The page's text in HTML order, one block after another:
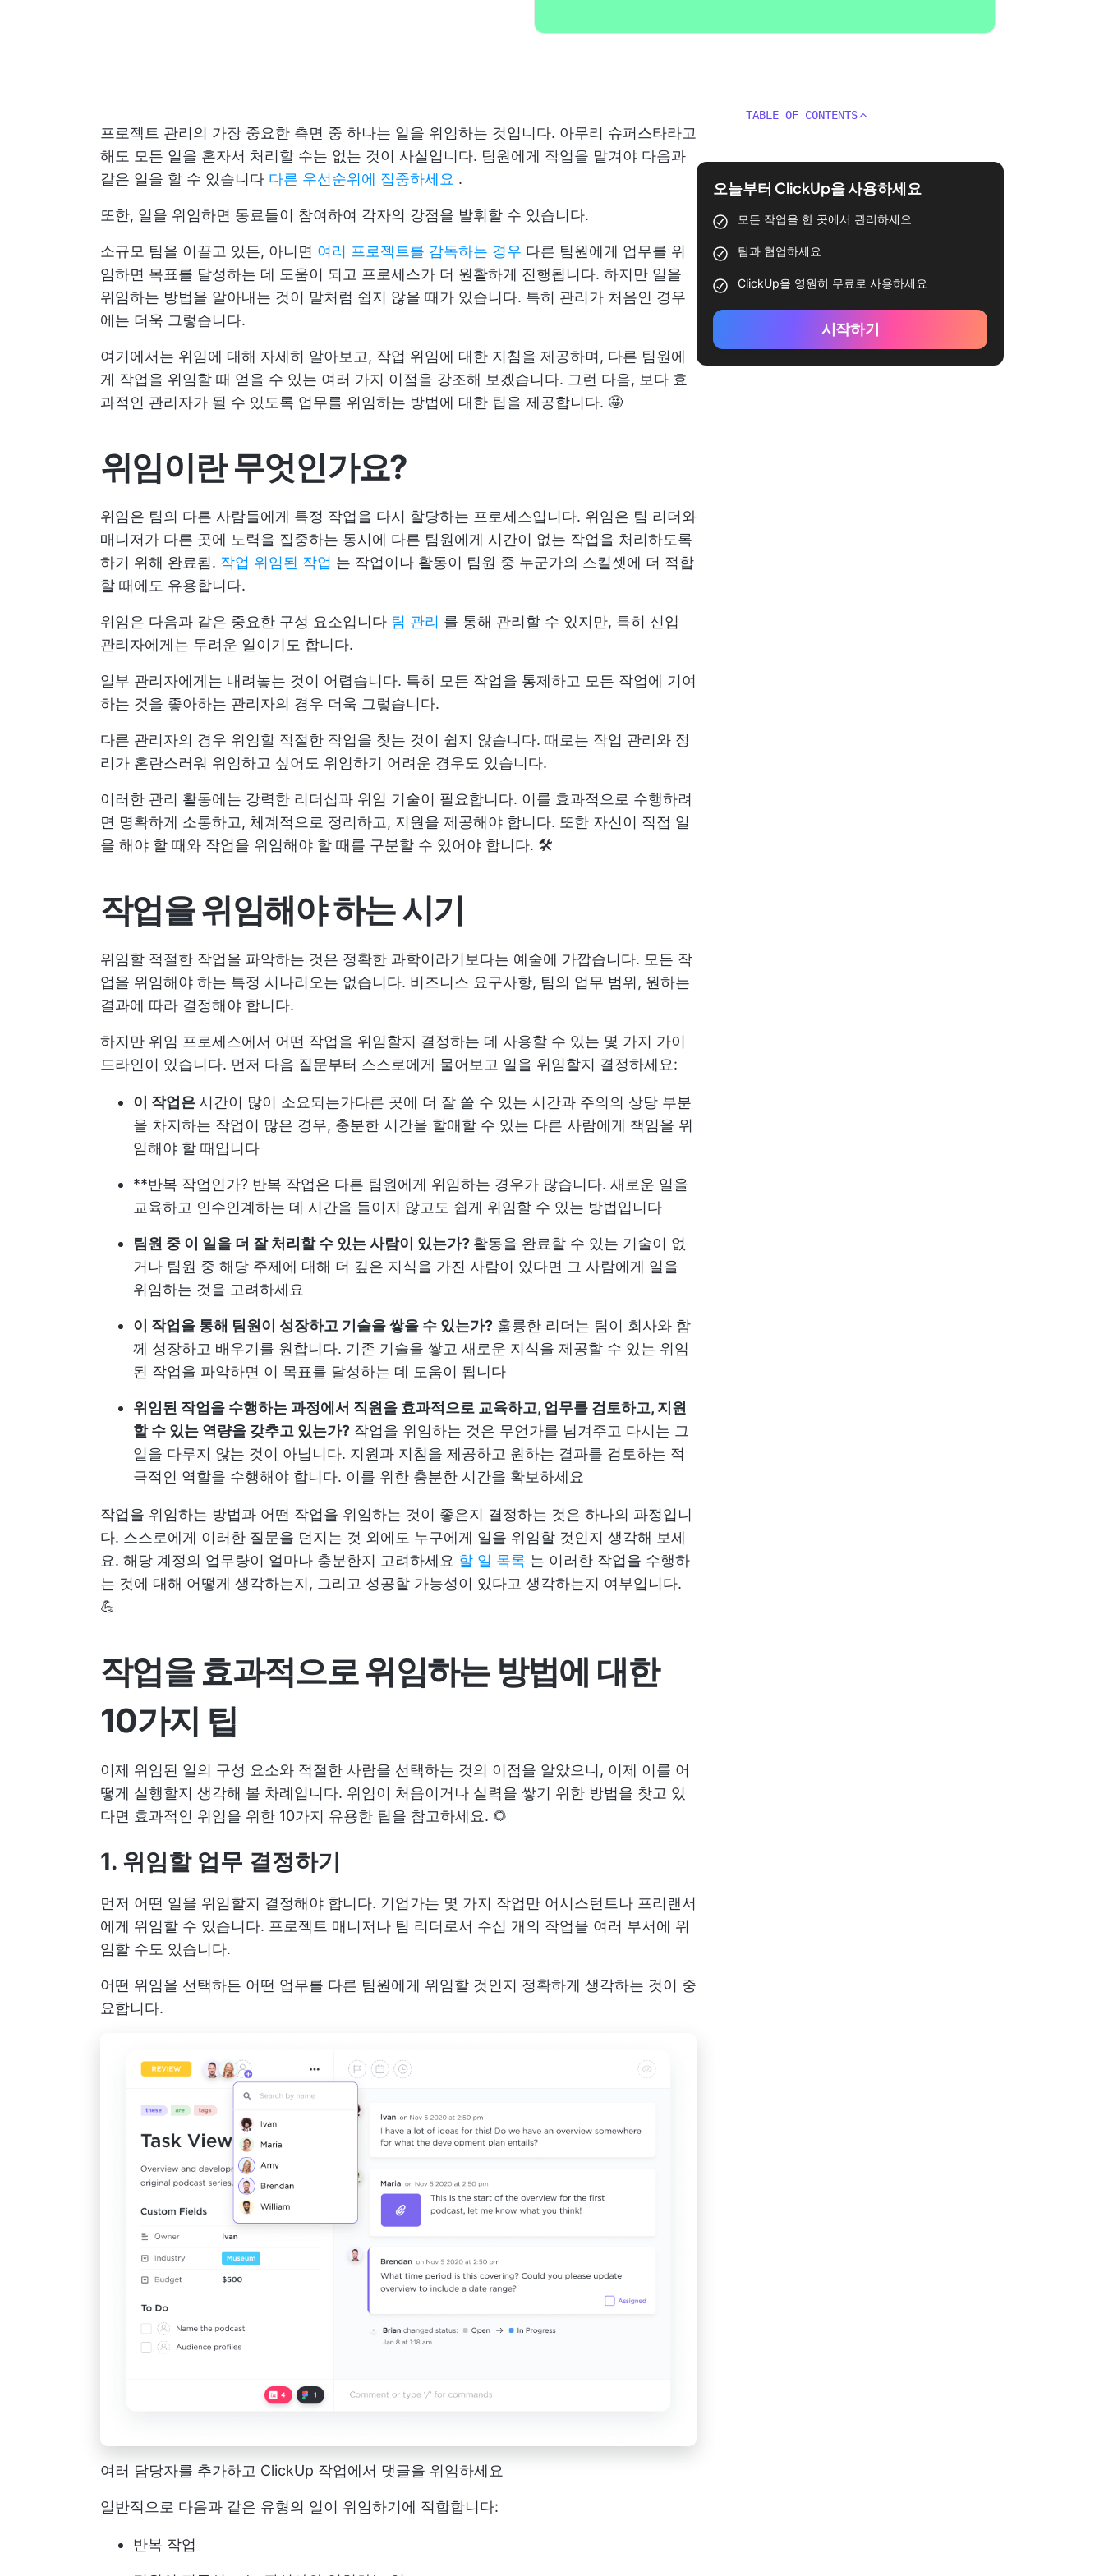
프로젝트 관리의 가장 중요한 측면 중 하나는 일을 위임하는 것입니다. 아무리 슈퍼스타라고
해도 모든 일을 혼자서 처리할 수는 없는 것이 사실입니다. 팀원에게 작업을 맡겨야 다음과
같은 일을 할 수 있습니다 다른 우선순위에 집중하세요 .
또한, 일을 위임하면 동료들이 참여하여 각자의 강점을 발휘할 수 있습니다.
소규모 팀을 이끌고 있든, 아니면 여러 프로젝트를 감독하는 경우 다른 팀원에게 업무를 위
임하면 목표를 달성하는 데 도움이 되고 프로세스가 더 원활하게 진행됩니다. 하지만 일을
위임하는 방법을 알아내는 것이 말처럼 쉽지 않을 때가 있습니다. 특히 관리가 처음인 경우
에는 더욱 그렇습니다.
여기에서는 위임에 대해 자세히 알아보고, 작업 위임에 대한 지침을 제공하며, 다른 팀원에
게 작업을 위임할 때 얻을 수 있는 여러 가지 이점을 강조해 보겠습니다. 그런 다음, 보다 효
과적인 관리자가 될 수 있도록 업무를 위임하는 방법에 대한 팁을 제공합니다. 🤩
위임이란 무엇인가요?
위임은 팀의 다른 사람들에게 특정 작업을 다시 할당하는 프로세스입니다. 위임은 팀 리더와
매니저가 다른 곳에 노력을 집중하는 동시에 다른 팀원에게 시간이 없는 작업을 처리하도록
하기 위해 완료됨. 작업 위임된 작업 는 작업이나 활동이 팀원 중 누군가의 스킬셋에 더 적합
할 때에도 유용합니다.
위임은 다음과 같은 중요한 구성 요소입니다 팀 관리 를 통해 관리할 수 있지만, 특히 신입
관리자에게는 두려운 일이기도 합니다.
일부 관리자에게는 내려놓는 것이 어렵습니다. 특히 모든 작업을 통제하고 모든 작업에 기여
하는 것을 좋아하는 관리자의 경우 더욱 그렇습니다.
다른 관리자의 경우 위임할 적절한 작업을 찾는 것이 쉽지 않습니다. 때로는 작업 관리와 정
리가 혼란스러워 위임하고 싶어도 위임하기 어려운 경우도 있습니다.
이러한 관리 활동에는 강력한 리더십과 위임 기술이 필요합니다. 이를 효과적으로 수행하려
면 명확하게 소통하고, 체계적으로 정리하고, 지원을 제공해야 합니다. 또한 자신이 직접 일
을 해야 할 때와 작업을 위임해야 할 때를 구분할 수 있어야 합니다. 🛠️
작업을 위임해야 하는 시기
위임할 적절한 작업을 파악하는 것은 정확한 과학이라기보다는 예술에 가깝습니다. 모든 작
업을 위임해야 하는 특정 시나리오는 없습니다. 비즈니스 요구사항, 팀의 업무 범위, 원하는
결과에 따라 결정해야 합니다.
하지만 위임 프로세스에서 어떤 작업을 위임할지 결정하는 데 사용할 수 있는 몇 가지 가이
드라인이 있습니다. 먼저 다음 질문부터 스스로에게 물어보고 일을 위임할지 결정하세요:
이 작업은시간이 많이 소요되는가다른 곳에 더 잘 쓸 수 있는 시간과 주의의 상당 부분
을 차지하는 작업이 많은 경우, 충분한 시간을 할애할 수 있는 다른 사람에게 책임을 위
임해야 할 때입니다
**반복 작업인가? 반복 작업은 다른 팀원에게 위임하는 경우가 많습니다. 새로운 일을
교육하고 인수인계하는 데 시간을 들이지 않고도 쉽게 위임할 수 있는 방법입니다
팀원 중 이 일을 더 잘 처리할 수 있는 사람이 있는가? 활동을 완료할 수 있는 기술이 없
거나 팀원 중 해당 주제에 대해 더 깊은 지식을 가진 사람이 있다면 그 사람에게 일을
위임하는 것을 고려하세요
이 작업을 통해 팀원이 성장하고 기술을 쌓을 수 있는가? 훌륭한 리더는 팀이 회사와 함
께 성장하고 배우기를 원합니다. 기존 기술을 쌓고 새로운 지식을 제공할 수 있는 위임
된 작업을 파악하면 이 목표를 달성하는 데 도움이 됩니다
위임된 작업을 수행하는 과정에서 직원을 효과적으로 교육하고, 업무를 검토하고, 지원
할 수 있는 역량을 갖추고 있는가? 작업을 위임하는 것은 무언가를 넘겨주고 다시는 그
일을 다루지 않는 것이 아닙니다. 지원과 지침을 제공하고 원하는 결과를 검토하는 적
극적인 역할을 수행해야 합니다. 이를 위한 충분한 시간을 확보하세요
작업을 위임하는 방법과 어떤 작업을 위임하는 것이 좋은지 결정하는 것은 하나의 과정입니
다. 스스로에게 이러한 질문을 던지는 것 외에도 누구에게 일을 위임할 것인지 생각해 보세
요. 해당 계정의 업무량이 얼마나 충분한지 고려하세요 할 일 목록 는 이러한 작업을 수행하
는 것에 대해 어떻게 생각하는지, 그리고 성공할 가능성이 있다고 생각하는지 여부입니다.
💪
작업을 효과적으로 위임하는 방법에 대한
10가지 팁
이제 위임된 일의 구성 요소와 적절한 사람을 선택하는 것의 이점을 알았으니, 이제 이를 어
떻게 실행할지 생각해 볼 차례입니다. 위임이 처음이거나 실력을 쌓기 위한 방법을 찾고 있
다면 효과적인 위임을 위한 10가지 유용한 팁을 참고하세요. 🌻
1. 위임할 업무 결정하기
먼저 어떤 일을 위임할지 결정해야 합니다. 기업가는 몇 가지 작업만 어시스턴트나 프리랜서
에게 위임할 수 있습니다. 프로젝트 매니저나 팀 리더로서 수십 개의 작업을 여러 부서에 위
임할 수도 있습니다.
어떤 위임을 선택하든 어떤 업무를 다른 팀원에게 위임할 것인지 정확하게 생각하는 것이 중
요합니다.
여러 담당자를 추가하고 ClickUp 작업에서 댓글을 위임하세요
일반적으로 다음과 같은 유형의 일이 위임하기에 적합합니다:
반복 작업
TABLE OF CONTENTS
오늘부터 ClickUp을 사용하세요
모든 작업을 한 곳에서 관리하세요
팀과 협업하세요
ClickUp을 영원히 무료로 사용하세요
시작하기